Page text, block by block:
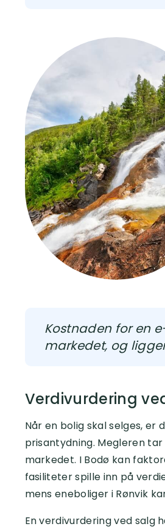
Kostnaden for en
markedet, og
Verdivurdering
Når en bolig skal selges,
prisantydning. Megleren
markedet. I Bodø kan
fasiliteter spille inn på
mens eneboliger i Rønvik
En verdivurdering ved salg